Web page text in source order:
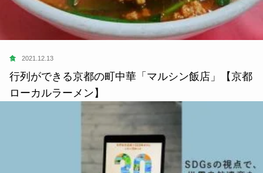
食 2021.12.13
行列ができる京都の町中華「マルシン飯店」【京都
ローカルラーメン】